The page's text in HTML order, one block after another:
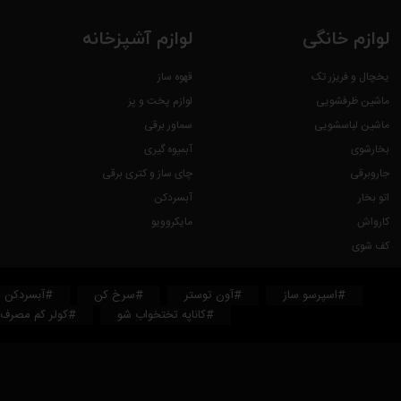
لوازم خانگی
یخچال و فریزر تک
ماشین ظرفشویی
ماشین لباسشویی
بخارشوی
جاروبرقی
اتو بخار
کارواش
کف شوی
لوازم آشپزخانه
قهوه ساز
لوازم پخت و پز
سماور برقی
آبمیوه گیری
چای ساز و کتری برقی
آبسردکن
مایکروویو
#اسپرسو ساز #آون توستر #سرخ کن #آبسردکن
#کاناپه تختخواب شو
#کولر کم مصرف